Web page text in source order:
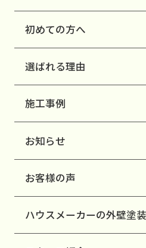
初めての方へ
選ばれる理由
施工事例
お知らせ
お客様の声
ハウスメーカーの外壁塗